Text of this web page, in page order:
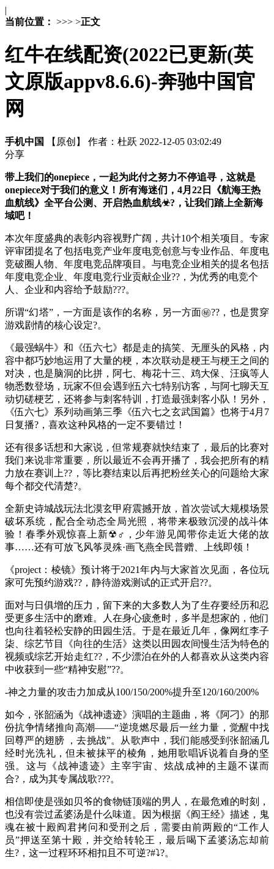
|
当前位置： >>> >正文
红牛在线配资(2022已更新(英
文原版appv8.6.6)-奔驰中国官
网
手机中国 【原创】 作者：杜跃 2022-12-05 03:02:49
分享
带上我们的onepiece，一起为此付之努力不停追寻，这就是
onepiece对于我们的意义！所有海迷们，4月22日《航海王热
血航线》全平台公测、开启热血航线☣?，让我们踏上全新海
域吧！
本次年度盛典的表彰内容视野广阔，共计10个相关项目。专家
评审团提名了包括电竞产业年度电竞创意与专业作品、年度电
竞破圈人物、年度电竞品牌项目。与电竞企业相关的提名包括
年度电竞企业、年度电竞行业贡献企业??，为优秀的电竞个
人、企业和内容给予鼓励???。
所谓“幻塔”，一方面是该作的名称，另一方面㊙??，也是贯穿
游戏剧情的核心设定?。
《最强蜗牛》和《伍六七》都是走的搞笑、无厘头的风格，内
容中都巧妙地运用了大量的梗，本次联动是梗王与梗王之间的
对决，也是脑洞的比拼，阿七、梅花十三、鸡大保、汪疯等人
物悉数登场，玩家不但会遇到伍六七特别访客，与阿七聊天互
动切磋梗艺，还将参与刺客特训，打造最强刺客小队！另外，
《伍六七》系列动画第三季《伍六七之玄武国篇》也将于4月7
日复播?，喜欢这种风格的一定不要错过！
还有很多话想和大家说，但常规赛就快结束了，最后的比赛对
我们来说非常重要，所以最近不会再开播了，我会把所有的精
力放在赛训上??，等比赛结束以后再把粉丝关心的问题给大家
每个都交代清楚?。
全新史诗城战玩法北漠玄甲府震撼开放，首次尝试大规模场景
破坏系统，配合全动态全局光照，将带来极致沉浸的战斗体
验！春季外观惊喜上新☢♂，少年游见闻带你走近大佬的故
事……还有可放飞风筝灵殊·画飞燕全民普赠、上线即领！
《project：棱镜》预计将于2021年内与大家首次见面，各位玩
家可先预约游戏??，静待游戏测试的正式开启??。
面对与日俱增的压力，留下来的大多数人为了生存要经历和忍
受更多生活中的磨难。人在身心疲惫时，多半是想家的，他们
也向往着轻松安静的田园生活。于是在最近几年，像网红李子
柒、综艺节目《向往的生活》这类以田园农间慢生活为特色的
视频或综艺开始走红??，不少漂泊在外的人都喜欢从这类内容
中收获到一些“精神安慰”??。
-神之力量的攻击力加成从100/150/200%提升至120/160/200%
如今，张韶涵为《战神遗迹》演唱的主题曲，将《阿刁》的那
份抗争情绪推向高潮——“逆境燃尽最后一丝力量，觉醒中找
回尊严的翅膀 ，去挑战”。从歌声中，我们能感受到张韶涵几
经时光洗礼，但未被抹平的棱角，她用歌唱诉说着自身的坚
强。这与《战神遗迹》主宰宇宙、炫战成神的主题不谋而
合?，成为其专属战歌???。
相信即使是强如贝爷的食物链顶端的男人，在最危难的时刻，
也没有尝过孟婆汤是什么味道。因为根据《阎王经》描述，鬼
魂在被十殿阎君拷问和受刑之后，需要由前两殿的“工作人
员”押送至第十殿，并交给转轮王，最后喝下孟婆汤忘却前
生?，这一过程环环相扣且不可逆?#⤵?。